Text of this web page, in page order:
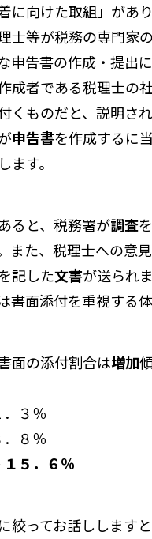
に向けた取組」があ
士等が税務の専門家
申告書の作成・提出
成者である税理士の
くものだと、説明さ
申告書を作成するに
ます。
ると、税務署が調査
また、税理士への意
記した文書が送られ
書面添付を重視する
面の添付割合は増加
３％
８％
１５．６％
絞ってお話しします